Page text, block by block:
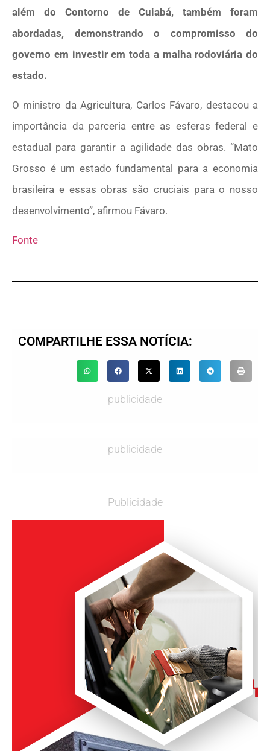
além do Contorno de Cuiabá, também foram
abordadas, demonstrando o compromisso do
governo em investir em toda a malha rodoviária do
estado.
O ministro da Agricultura, Carlos Fávaro, destacou a
importância da parceria entre as esferas federal e
estadual para garantir a agilidade das obras. “Mato
Grosso é um estado fundamental para a economia
brasileira e essas obras são cruciais para o nosso
desenvolvimento”, afirmou Fávaro.
Fonte
COMPARTILHE ESSA NOTÍCIA:
publicidade
publicidade
Publicidade